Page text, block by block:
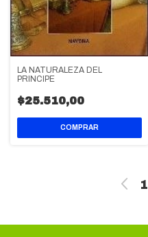
LA NATURALEZA DEL
PRINCIPE
$25.510,00
1